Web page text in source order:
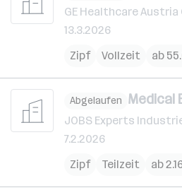
GE Healthcare Austria
13.3.2026
Zipf
Vollzeit ab
Abgelaufen Medical
JOBS Experts
7.2.2026
Zipf
Teilzeit ab